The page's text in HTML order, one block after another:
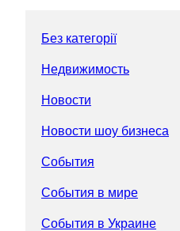
Без категорії
Недвижимость
Новости
Новости шоу бизнеса
События
События в мире
События в Украине